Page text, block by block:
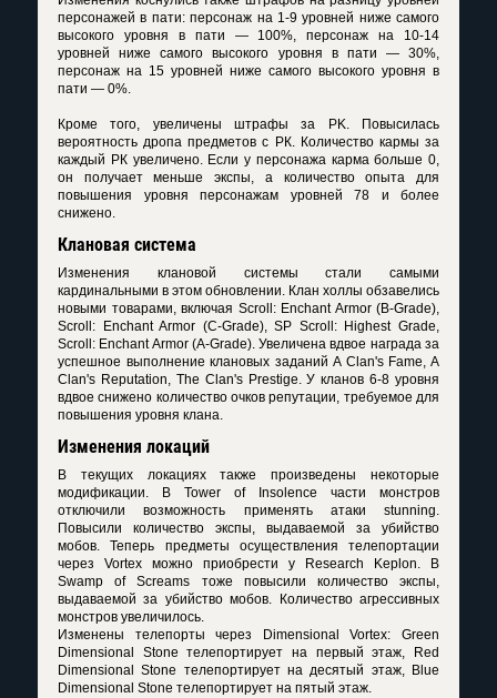
персонажей в пати: персонаж на 1-9 уровней ниже самого
высокого уровня в пати — 100%, персонаж на 10-14
уровней ниже самого высокого уровня в пати — 30%,
персонаж на 15 уровней ниже самого высокого уровня в
пати — 0%.
Кроме того, увеличены штрафы за PK. Повысилась
вероятность дропа предметов с РК. Количество кармы за
каждый РК увеличено. Если у персонажа карма больше 0,
он получает меньше экспы, а количество опыта для
повышения уровня персонажам уровней 78 и более
снижено.
Клановая система
Изменения клановой системы стали самыми
кардинальными в этом обновлении. Клан холлы обзавелись
новыми товарами, включая Scroll: Enchant Armor (B-Grade),
Scroll: Enchant Armor (C-Grade), SP Scroll: Highest Grade,
Scroll: Enchant Armor (A-Grade). Увеличена вдвое награда за
успешное выполнение клановых заданий A Clan's Fame, A
Clan's Reputation, The Clan's Prestige. У кланов 6-8 уровня
вдвое снижено количество очков репутации, требуемое для
повышения уровня клана.
Изменения локаций
В текущих локациях также произведены некоторые
модификации. В Tower of Insolence части монстров
отключили возможность применять атаки stunning.
Повысили количество экспы, выдаваемой за убийство
мобов. Теперь предметы осуществления телепортации
через Vortex можно приобрести у Research Keplon. В
Swamp of Screams тоже повысили количество экспы,
выдаваемой за убийство мобов. Количество агрессивных
монстров увеличилось.
Изменены телепорты через Dimensional Vortex: Green
Dimensional Stone телепортирует на первый этаж, Red
Dimensional Stone телепортирует на десятый этаж, Blue
Dimensional Stone телепортирует на пятый этаж.